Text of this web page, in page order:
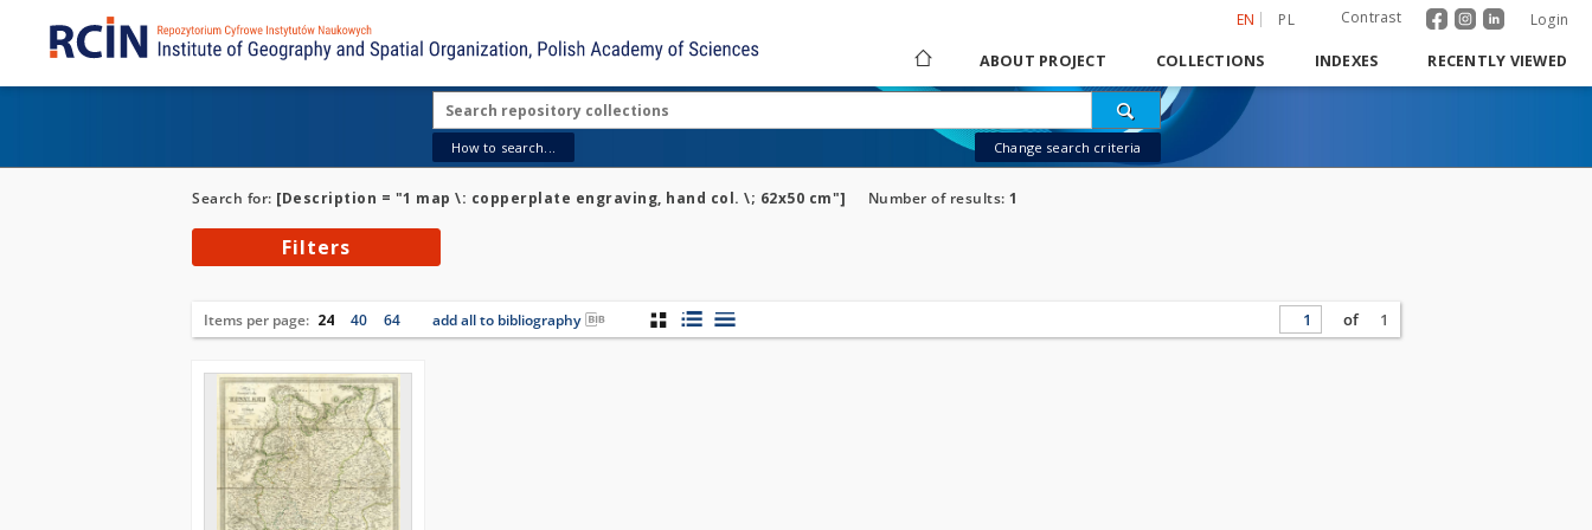
EN PL Contrast Login
ABOUT PROJECT COLLECTIONS INDEXES RECENTLY VIEWED
How to search... Change search criteria
Search for: [Description = "1 map \: copperplate engraving, hand col. \; 62x50 cm"] Number of results: 1
Filters
Items per page: 24 40 64 add all to bibliography of 1